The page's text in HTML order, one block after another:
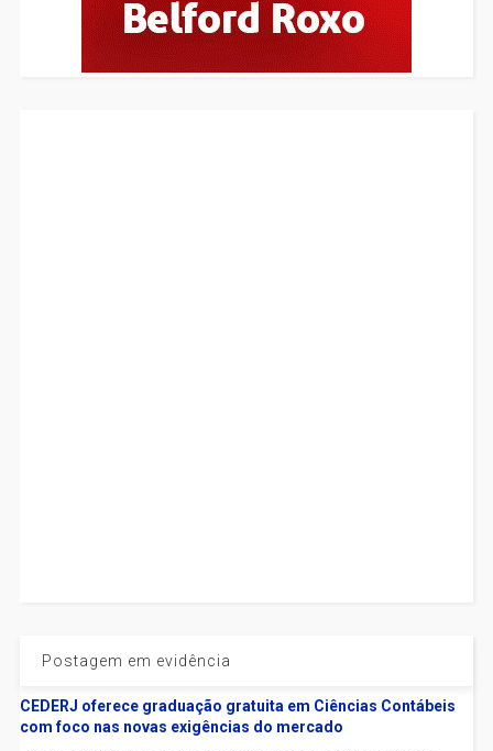
Postagem em evidência
CEDERJ oferece graduação gratuita em Ciências Contábeis
com foco nas novas exigências do mercado